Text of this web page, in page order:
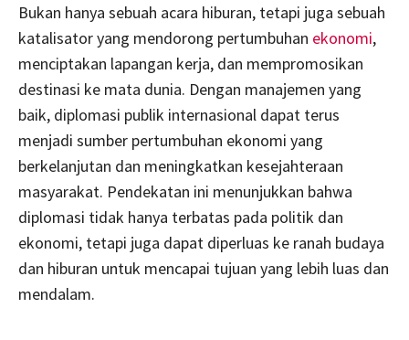
Bukan hanya sebuah acara hiburan, tetapi juga sebuah
katalisator yang mendorong pertumbuhan ekonomi,
menciptakan lapangan kerja, dan mempromosikan
destinasi ke mata dunia. Dengan manajemen yang
baik, diplomasi publik internasional dapat terus
menjadi sumber pertumbuhan ekonomi yang
berkelanjutan dan meningkatkan kesejahteraan
masyarakat. Pendekatan ini menunjukkan bahwa
diplomasi tidak hanya terbatas pada politik dan
ekonomi, tetapi juga dapat diperluas ke ranah budaya
dan hiburan untuk mencapai tujuan yang lebih luas dan
mendalam.